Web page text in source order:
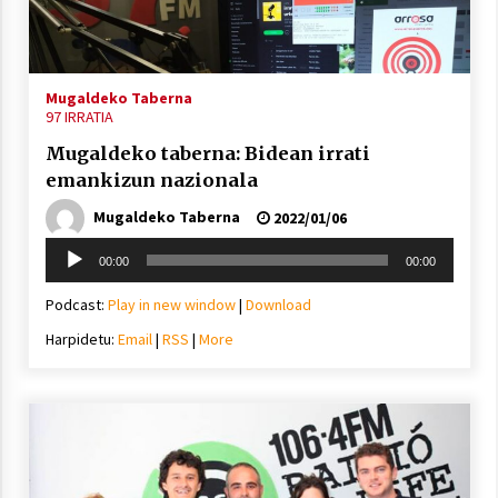
inguruko tailerraren audioa
2021/11/25
Mahai-ingurua: irratia, podcastak
eta ondoren zer?
2021/11/12
Arrosaren IX. Topaketak – Mila
2021/11/11
Mugaldeko Taberna
97 IRRATIA
Mugaldeko taberna: Bidean irrati
emankizun nazionala
Mugaldeko Taberna
2022/01/06
Soinu
erreproduzigailua
00:00 00:00
Podcast: Play in new window| Download
Harpidetu: Email| RSS | More